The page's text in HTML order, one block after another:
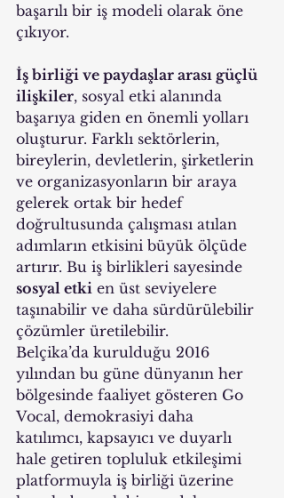
başarılı bir iş modeli olarak öne
çıkıyor.
İş birliği ve paydaşlar arası güçlü
ilişkiler, sosyal etki alanında
başarıya giden en önemli yolları
oluşturur. Farklı sektörlerin,
bireylerin, devletlerin, şirketlerin
ve organizasyonların bir araya
gelerek ortak bir hedef
doğrultusunda çalışması atılan
adımların etkisini büyük ölçüde
artırır. Bu iş birlikleri sayesinde
sosyal etki en üst seviyelere
taşınabilir ve daha sürdürülebilir
çözümler üretilebilir.
Belçika’da kurulduğu 2016
yılından bu güne dünyanın her
bölgesinde faaliyet gösteren Go
Vocal, demokrasiyi daha
katılımcı, kapsayıcı ve duyarlı
hale getiren topluluk etkileşimi
platformuyla iş birliği üzerine